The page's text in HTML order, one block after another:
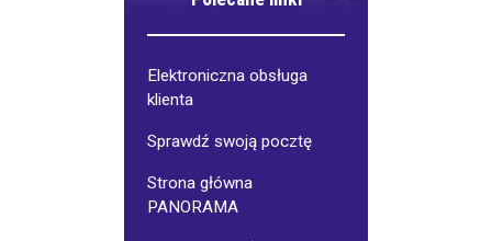
Elektroniczna obsługa
klienta
Sprawdź swoją pocztę
Strona główna
PANORAMA